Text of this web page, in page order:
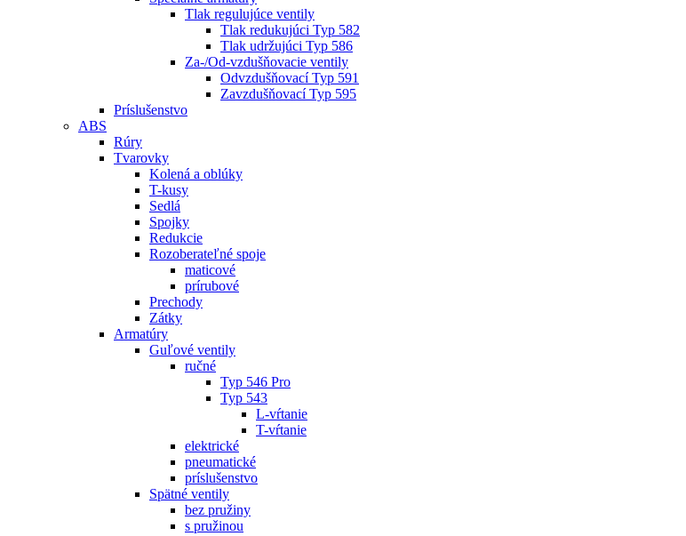
Tlak regulujúce ventily
Tlak redukujúci Typ 582
Tlak udržujúci Typ 586
Za-/Od-vzdušňovacie ventily
Odvzdušňovací Typ 591
Zavzdušňovací Typ 595
Príslušenstvo
ABS
Rúry
Tvarovky
Kolená a oblúky
T-kusy
Sedlá
Spojky
Redukcie
Rozoberateľné spoje
maticové
prírubové
Prechody
Zátky
Armatúry
Guľové ventily
ručné
Typ 546 Pro
Typ 543
L-vŕtanie
T-vŕtanie
elektrické
pneumatické
príslušenstvo
Spätné ventily
bez pružiny
s pružinou